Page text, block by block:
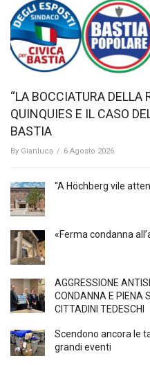
“LA BOCCIATURA DELLA
QUINQUIES E IL CASO
BASTIA
By Gianluca / 6 Agosto 2026
“A Höchberg vile
«Ferma condanna
AGGRESSIONE
CONDANNA E PIENA
CITTADINI TEDESCHI
Scendono ancora le
grandi eventi